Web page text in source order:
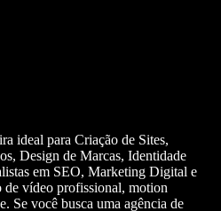
ideal para Criação de Sites,
Design de Marcas, Identidade
em SEO, Marketing Digital e
de vídeo profissional, motion
Se você busca uma agência de